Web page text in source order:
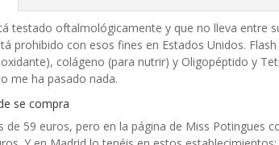
testado oftalmológicamente y que no lleva entre
prohibido con esos fines en Estados Unidos.
colágeno (para nutrir) y Oligopéptido y
me ha pasado nada.
se compra
de 59 euros, pero en la página de Miss Potingues